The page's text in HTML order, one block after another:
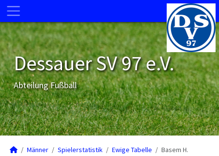
Dessauer SV 97 e.V.
Abteilung Fußball
Männer Spielerstatistik Ewige Tabelle Basem H.